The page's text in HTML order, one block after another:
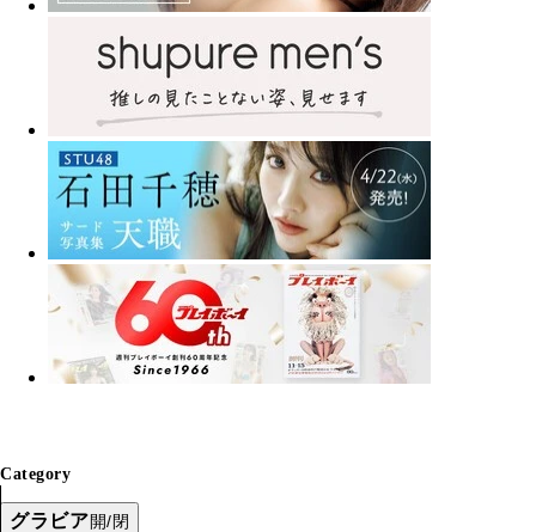
Category
グラビア開/閉